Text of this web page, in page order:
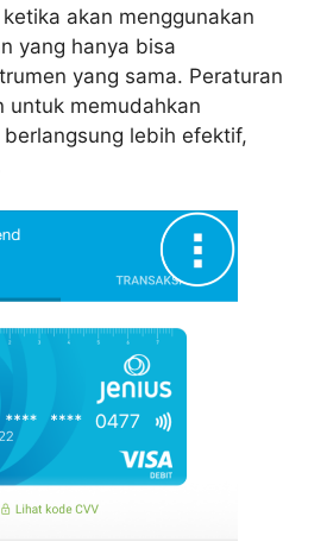
akan menggunakan
yang hanya bisa
yang sama. Peraturan
untuk memudahkan
lebih efektif,